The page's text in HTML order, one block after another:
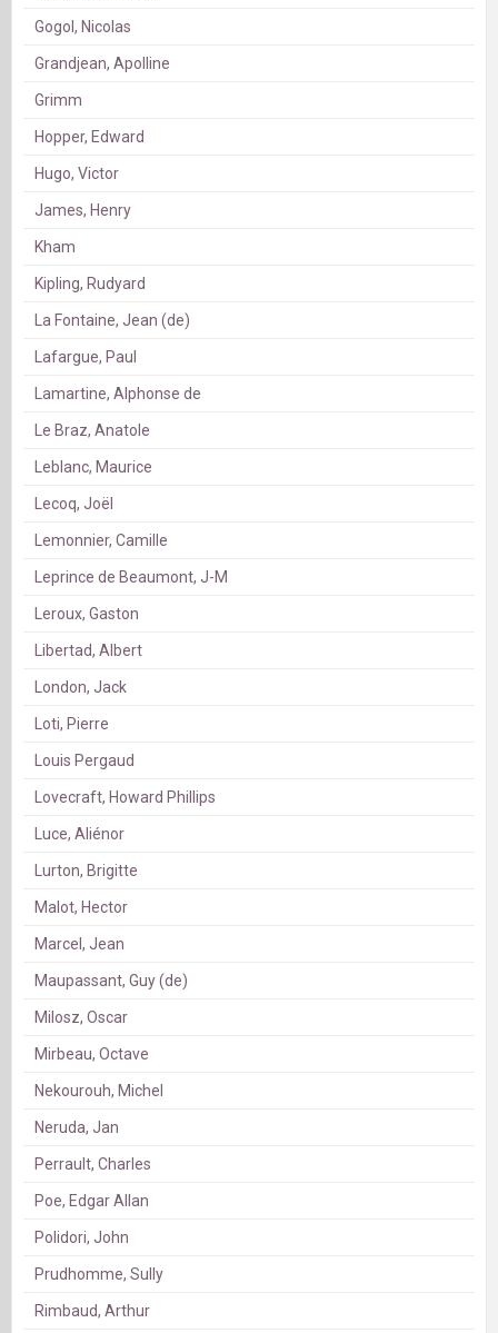
Gogol, Nicolas
Grandjean, Apolline
Grimm
Hopper, Edward
Hugo, Victor
James, Henry
Kham
Kipling, Rudyard
La Fontaine, Jean (de)
Lafargue, Paul
Lamartine, Alphonse de
Le Braz, Anatole
Leblanc, Maurice
Lecoq, Joël
Lemonnier, Camille
Leprince de Beaumont, J-M
Leroux, Gaston
Libertad, Albert
London, Jack
Loti, Pierre
Louis Pergaud
Lovecraft, Howard Phillips
Luce, Aliénor
Lurton, Brigitte
Malot, Hector
Marcel, Jean
Maupassant, Guy (de)
Milosz, Oscar
Mirbeau, Octave
Nekourouh, Michel
Neruda, Jan
Perrault, Charles
Poe, Edgar Allan
Polidori, John
Prudhomme, Sully
Rimbaud, Arthur